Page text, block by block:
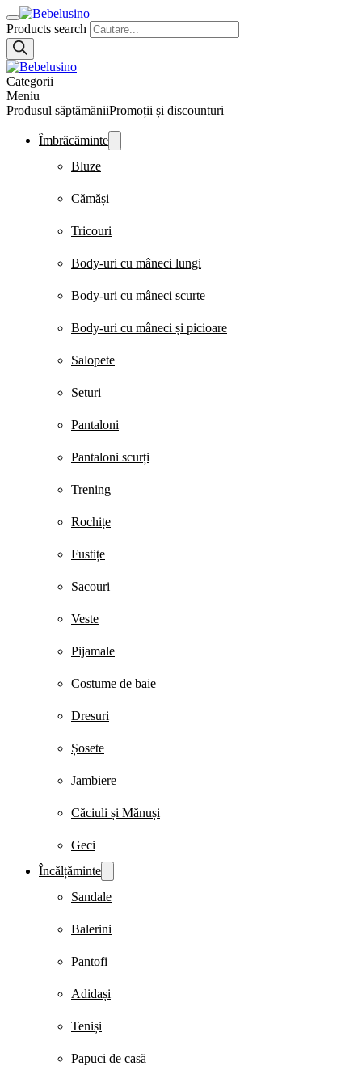
Products search
Categorii
Meniu
Produsul săptămăniiPromoții și discounturi
Îmbrăcăminte
Bluze
Cămăși
Tricouri
Body-uri cu mâneci lungi
Body-uri cu mâneci scurte
Body-uri cu mâneci și picioare
Salopete
Seturi
Pantaloni
Pantaloni scurți
Trening
Rochițe
Fustițe
Sacouri
Veste
Pijamale
Costume de baie
Dresuri
Șosete
Jambiere
Căciuli și Mănuși
Geci
Încălțăminte
Sandale
Balerini
Pantofi
Adidași
Teniși
Papuci de casă